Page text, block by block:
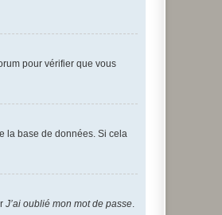
pour vérifier que vous
la base de données. Si cela
J’ai oublié mon mot de passe.